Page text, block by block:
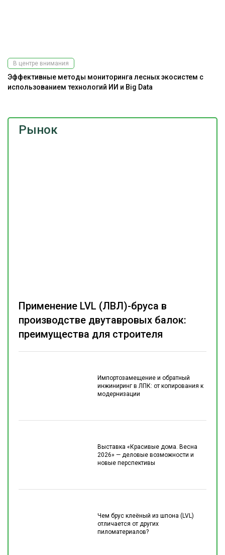
Рынок
Импортозамещение и обратный
инжиниринг в ЛПК: от копирования к
модернизации
Выставка «Красивые дома. Весна
2026» — деловые возможности и
новые перспективы
Чем брус клеёный из шпона (LVL)
отличается от других
пиломатериалов?
Применение LVL (ЛВЛ)-бруса в
производстве двутавровых балок:
преимущества для строителя
В центре внимания
Эффективные методы мониторинга лесных экосистем с
использованием технологий ИИ и Big Data